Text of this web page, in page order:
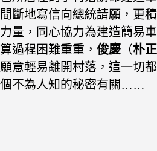
間斷地寫信向總統請願，更
力量，同心協力為建造簡易
算過程困難重重， 俊慶 （朴
願意輕易離開村落，這一切
個不為人知的秘密有關……